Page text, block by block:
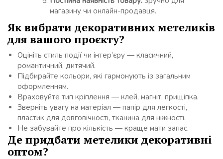
магазину чи онлайн-продавця.
Як вибрати декоративних метеликів
для вашого проєкту?
Оцініть стиль події чи інтер’єру — класичний,
романтичний, дитячий.
Підбирайте кольори, які гармонують із загальним
оформленням.
Враховуйте тип кріплення — клей, магніт, прищіпка.
Зверніть увагу на матеріал — папір для легкості,
пластик для довговічності, тканина для ніжності.
Не забувайте про кількість — краще мати запас.
Де придбати метелики декоративні
оптом?